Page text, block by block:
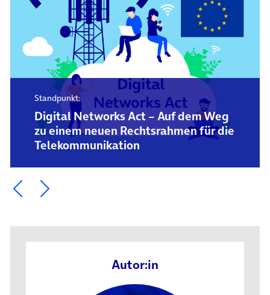
Standpunkt:
Digital Networks Act – Auf dem Weg
zu einem neuen Rechtsrahmen für die
Telekommunikation
Ein Element zurück blättern
Ein Element weiter blättern
Autor:in